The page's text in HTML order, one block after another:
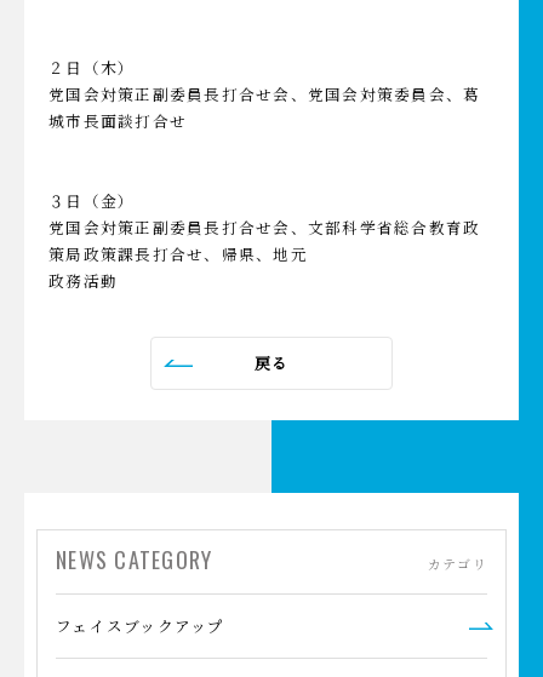
２日（木）
党国会対策正副委員長打合せ会、党国会対策委員会、葛
城市長面談打合せ
３日（金）
党国会対策正副委員長打合せ会、文部科学省総合教育政
策局政策課長打合せ、帰県、地元
政務活動
戻る
NEWS CATEGORY カテゴリ
フェイスブックアップ